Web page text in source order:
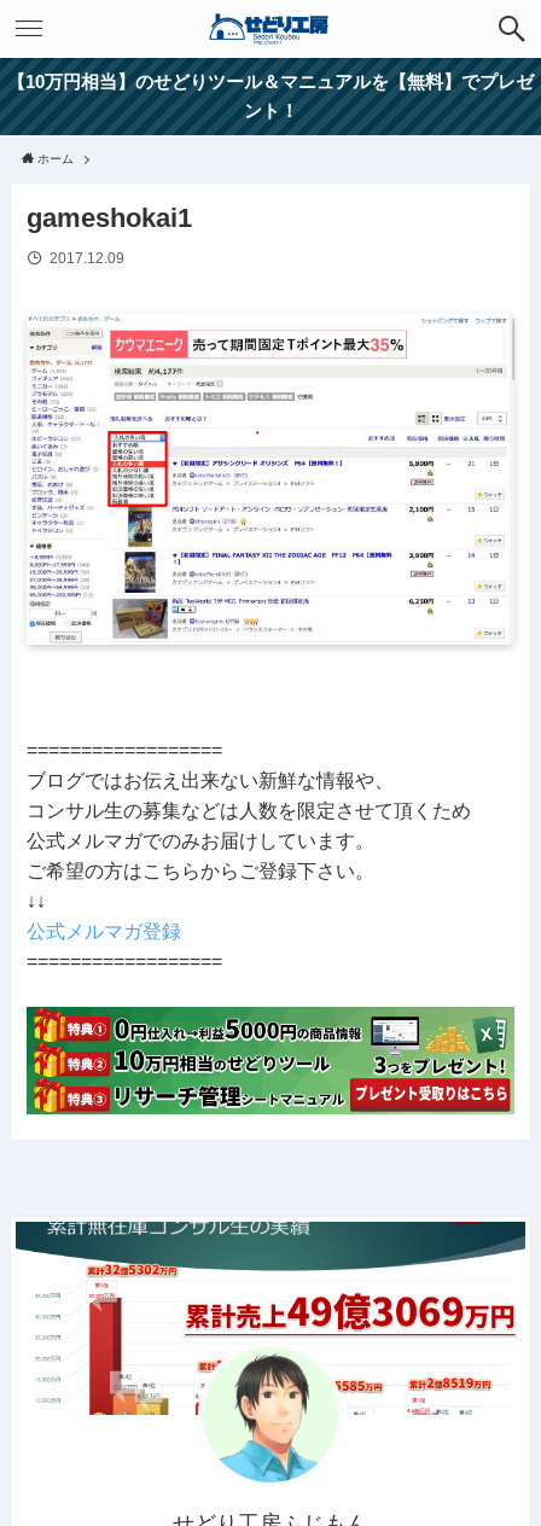
【10万円相当】のせどりツール＆マニュアルを【無料】でプレゼ
ント！
ホーム
gameshokai1
2017.12.09
==================
ブログではお伝え出来ない新鮮な情報や、
コンサル生の募集などは人数を限定させて頂くため
公式メルマガでのみお届けしています。
ご希望の方はこちらからご登録下さい。
↓↓
公式メルマガ登録
==================